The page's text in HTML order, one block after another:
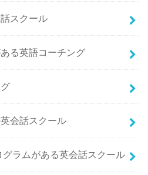
スクール
る英語コーチング
会話スクール
ラムがある英会話スクール